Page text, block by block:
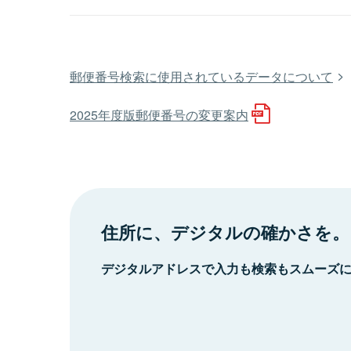
郵便番号検索に使用されているデータについて
2025年度版郵便番号の変更案内
住所に、デジタルの確かさを。
デジタルアドレスで入力も検索もスムーズ